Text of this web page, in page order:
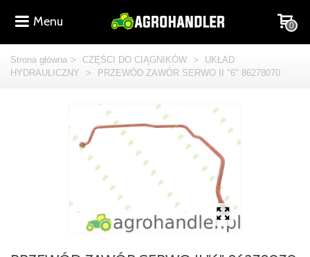
Menu 0
Strona główna > CZĘŚCI DO CIĄGNIKÓW >
UKŁAD
HYDRAULICZNY
> PRZEWÓD ZAWÓR SERWO II "6" 86278070